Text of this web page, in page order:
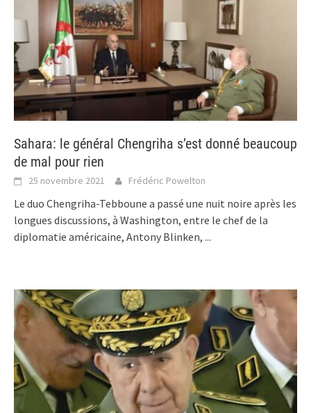
Sahara: le général Chengriha s’est donné beaucoup
de mal pour rien
25 novembre 2021 Frédéric Powelton
Le duo Chengriha-Tebboune a passé une nuit noire après les
longues discussions, à Washington, entre le chef de la
diplomatie américaine, Antony Blinken, ...